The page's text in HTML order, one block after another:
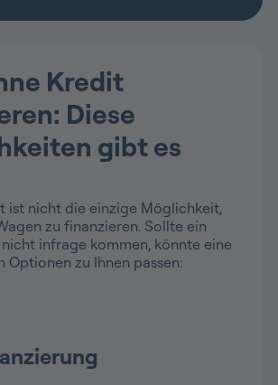
Kredit
Diese
gibt es
ist nicht die einzige Möglichkeit,
zu finanzieren. Sollte ein
infrage kommen, könnte eine
Optionen zu Ihnen passen: